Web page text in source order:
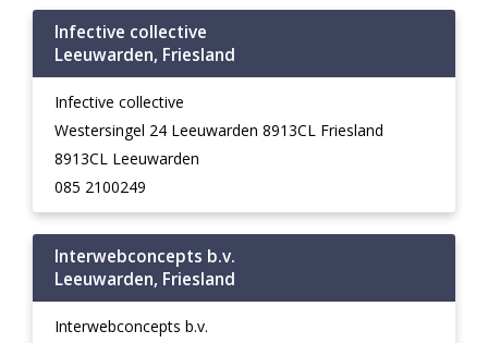
Infective collective
Leeuwarden, Friesland
Infective collective
Westersingel 24 Leeuwarden 8913CL Friesland
8913CL Leeuwarden
085 2100249
Interwebconcepts b.v.
Leeuwarden, Friesland
Interwebconcepts b.v.